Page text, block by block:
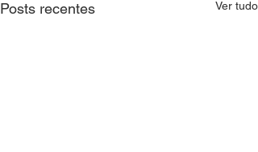
Posts recentes Ver tudo